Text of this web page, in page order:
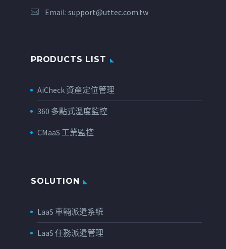
Email: support@uttec.com.tw
PRODUCTS LIST
AiCheck 資產定位管理
360 多點式溫度監控
CMaaS 工業監控
SOLUTION
LaaS 車輛派遣系統
LaaS 任務派遣管理